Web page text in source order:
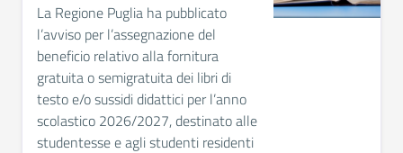
La Regione Puglia ha pubblicato
l’avviso per l’assegnazione del
beneficio relativo alla fornitura
gratuita o semigratuita dei libri di
testo e/o sussidi didattici per l’anno
scolastico 2026/2027, destinato alle
studentesse e agli studenti residenti